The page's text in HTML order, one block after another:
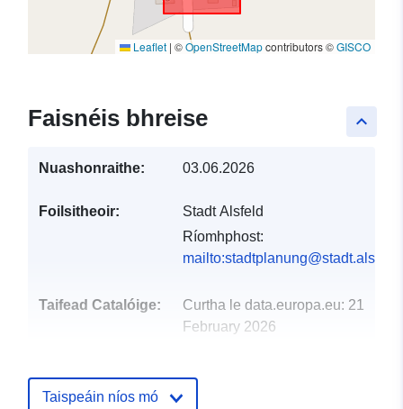
Leaflet | ©OpenStreetMapcontributors ©GISCO
keyboard_arrow_up
Faisnéis bhreise
Nuashonraithe: 03.06.2026
Foilsitheoir:
Stadt Alsfeld
Ríomhphost:
Taifead Catalóige: Curtha le data.europa.eu: 21
February 2026
Taispeáin níos mó